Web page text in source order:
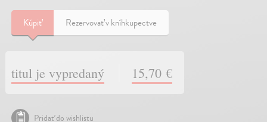
Kúpiť Rezervovať v kníhkupectve
titul je vypredaný 15,70 €
Pridať do wishlistu